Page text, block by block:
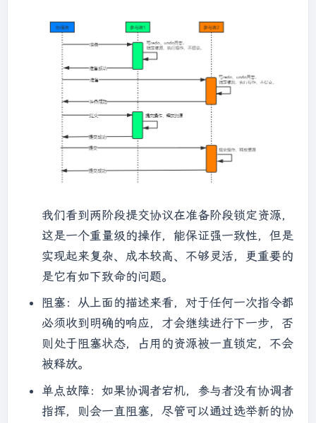
我们看到两阶段提交协议在准备阶段锁定资源，
这是一个重量级的操作，能保证强一致性，但是
实现起来复杂、成本较高、不够灵活，更重要的
是它有如下致命的问题。
阻塞：从上面的描述来看，对于任何一次指令都
必须收到明确的响应，才会继续进行下一步，否
则处于阻塞状态，占用的资源被一直锁定，不会
被释放。
单点故障：如果协调者宕机，参与者没有协调者
指挥，则会一直阻塞，尽管可以通过选举新的协